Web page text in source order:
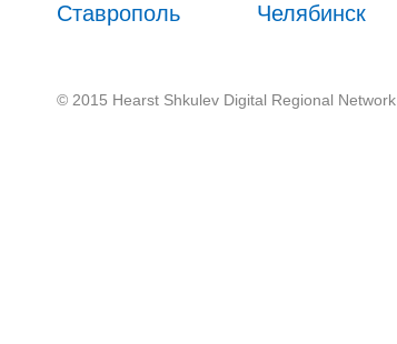
Ставрополь Челябинск
© 2015 Hearst Shkulev Digital Regional Network